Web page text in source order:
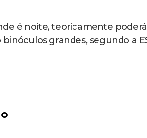
é noite, teoricamente
grandes, segundo a